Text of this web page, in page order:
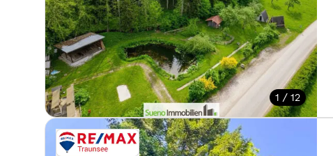
1 / 12